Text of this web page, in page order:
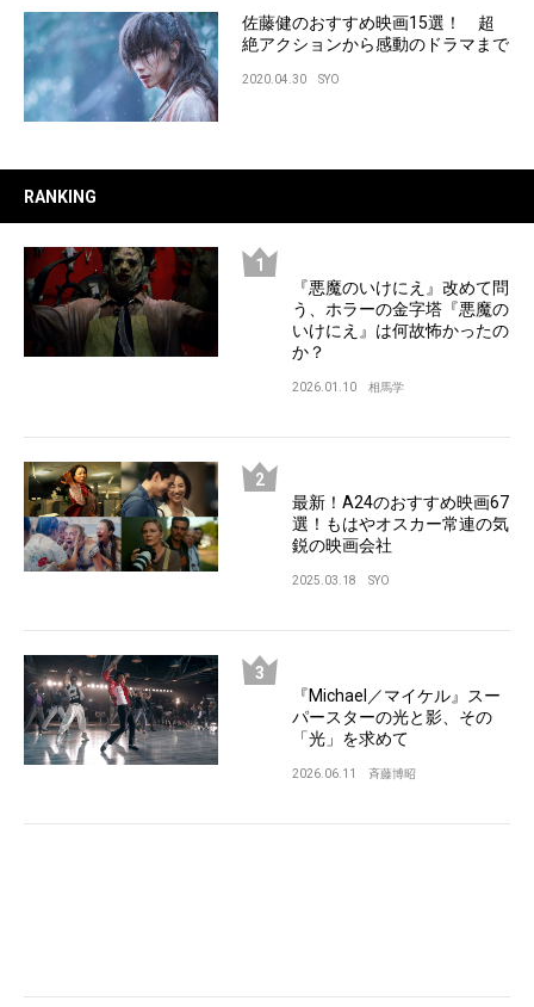
佐藤健のおすすめ映画15選！ 超
絶アクションから感動のドラマまで
2020.04.30 SYO
RANKING
『悪魔のいけにえ』改めて問
う、ホラーの金字塔『悪魔の
いけにえ』は何故怖かったの
か？
2026.01.10 相馬学
最新！A24のおすすめ映画67
選！もはやオスカー常連の気
鋭の映画会社
2025.03.18 SYO
『Michael／マイケル』スー
パースターの光と影、その
「光」を求めて
2026.06.11 斉藤博昭